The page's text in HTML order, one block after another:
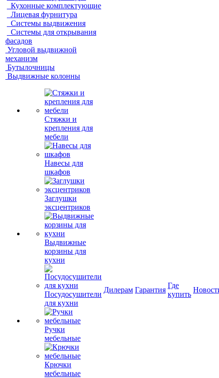
Кухонные комплектующие
Лицевая фурнитура
Системы выдвижения
Системы для открывания
фасадов
Угловой выдвижной
механизм
Бутылочницы
Выдвижные колонны
Стяжки и
крепления для
мебели
Навесы для
шкафов
Заглушки
эксцентриков
Выдвижные
корзины для
кухни
Посудосушители
для кухни
Ручки
мебельные
Крючки
мебельные
Дилерам Гарантия
Где
купить